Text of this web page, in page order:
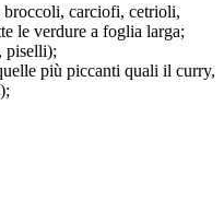
broccoli, carciofi, cetrioli,
le verdure a foglia larga;
piselli);
più piccanti quali il curry,